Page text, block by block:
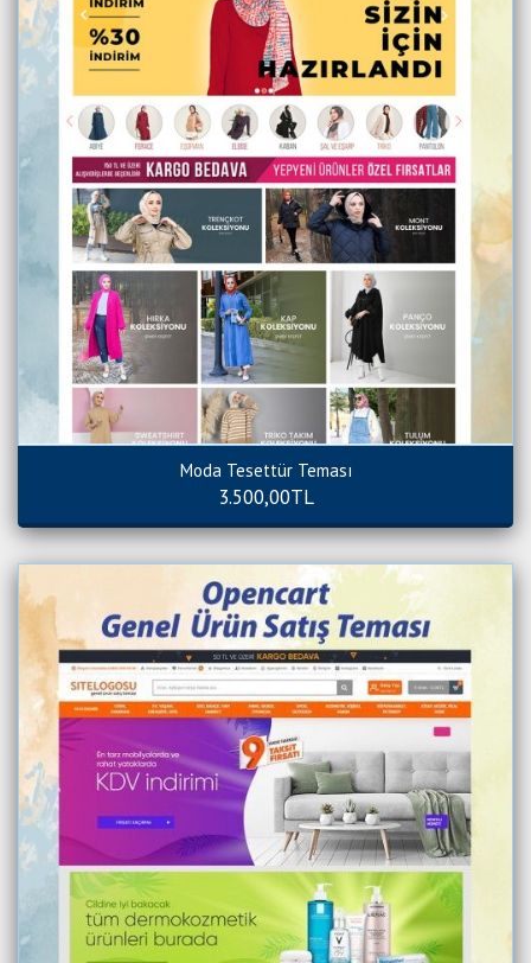
Moda Tesettür Teması
3.500,00TL